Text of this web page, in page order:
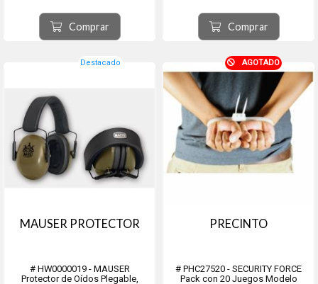
esposas, mediante microfusión en
una sola pieza sin empalmes ni
soldaduras. color nat...
Comprar Comprar
Destacado
MAUSER PROTECTOR
# HW0000019 - MAUSER
Protector de Oídos Plegable,
AGOTADO
PRECINTO
# PHC27520 - SECURITY FORCE
Pack con 20 Juegos Modelo